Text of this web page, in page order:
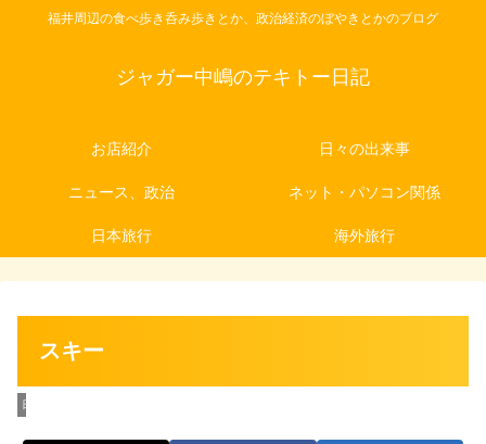
福井周辺の食べ歩き呑み歩きとか、政治経済のぼやきとかのブログ
ジャガー中嶋のテキトー日記
お店紹介 日々の出来事
ニュース、政治 ネット・パソコン関係
日本旅行 海外旅行
スキー
日々の出来事